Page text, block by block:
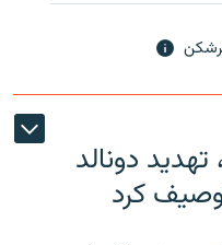
دونالد
کرد